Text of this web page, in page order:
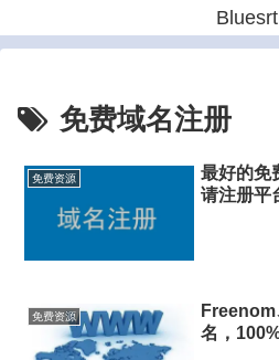
Bluesrt
免费域名注册
免费资源
最好的免
请注册平
免费资源
名，